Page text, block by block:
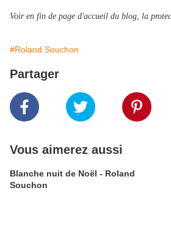
Voir en fin de page d'accueil du blog, la
#Roland Souchon
Partager
Vous aimerez aussi
Blanche nuit de Noël - Roland
Souchon